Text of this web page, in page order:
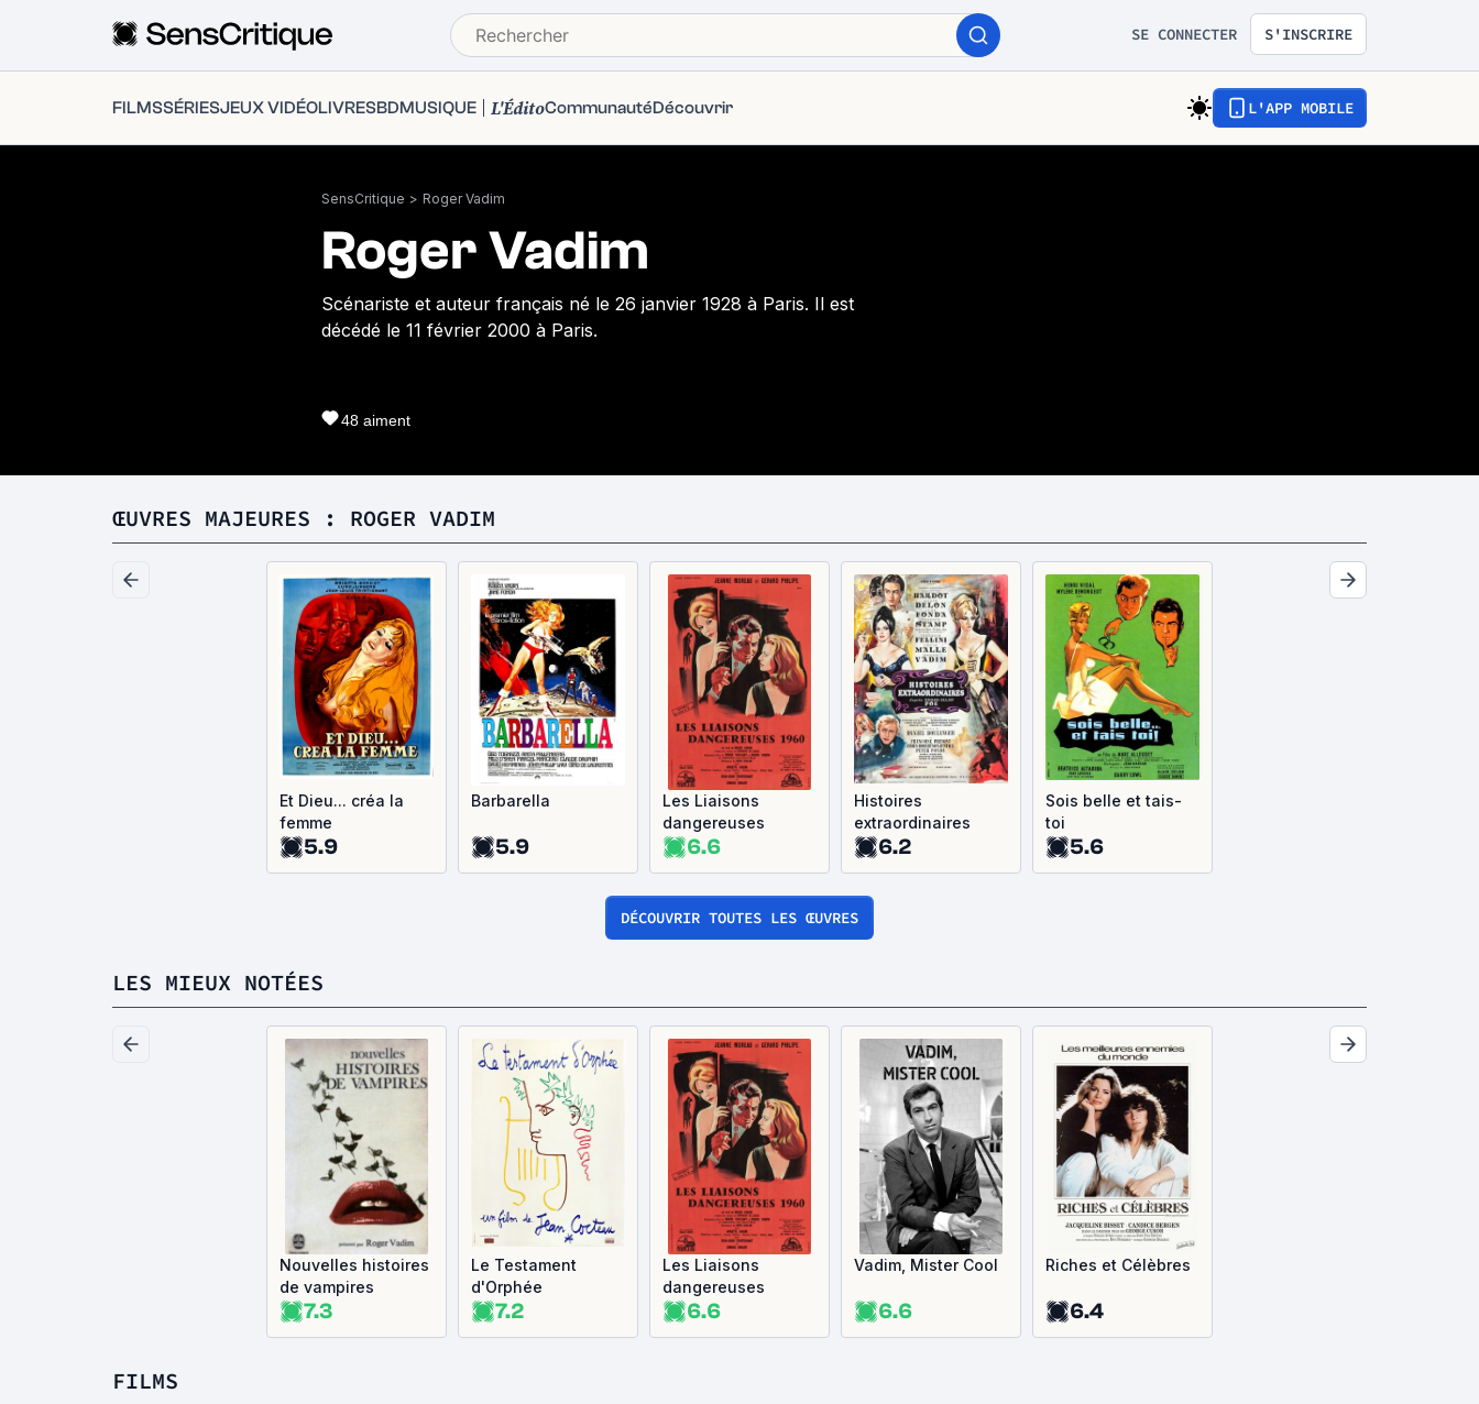
SE CONNECTER S'INSCRIRE
FILMSSÉRIESJEUX VIDÉOLIVRESBDMUSIQUE L'ÉditoCommunautéDécouvrir L'APP MOBILE
SensCritique > Roger Vadim
Roger Vadim
Scénariste et auteur français né le 26 janvier 1928 à Paris. Il est
décédé le 11 février 2000 à Paris.
48 aiment
ŒUVRES MAJEURES : ROGER VADIM
Et Dieu... créa la
femme
5.9
Barbarella
5.9
Les Liaisons
dangereuses
6.6
Histoires
extraordinaires
6.2
Sois belle et tais-
toi
5.6
DÉCOUVRIR TOUTES LES ŒUVRES
LES MIEUX NOTÉES
Nouvelles histoires
de vampires
7.3
Le Testament
d'Orphée
7.2
Les Liaisons
dangereuses
6.6
Vadim, Mister Cool
6.6
Riches et Célèbres
6.4
FILMS